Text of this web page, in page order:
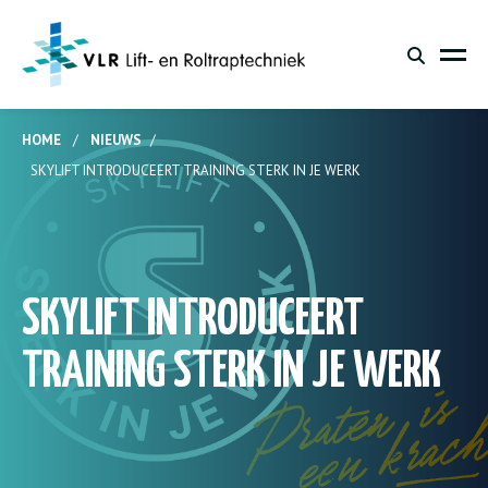
HOME / NIEUWS /
SKYLIFT INTRODUCEERT TRAINING STERK IN JE WERK
SKYLIFT INTRODUCEERT
TRAINING STERK IN JE WERK